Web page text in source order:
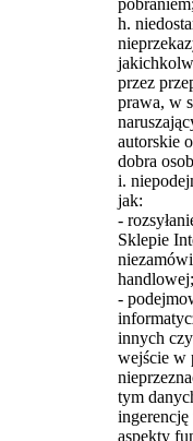
pobraniem;
h.
przez
prawa, w
autorskie
dobra
i.
jak:
-
Sklepie
handlowej;
-
innych
wejście w
tym
aspekty